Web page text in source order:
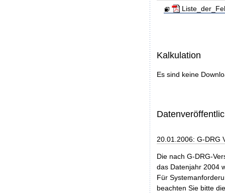
Kalkulation
Es sind keine
20.01.2006: G-DRG
Die nach G-DRG-
das Datenjahr 2004
Für
beachten Sie bitte